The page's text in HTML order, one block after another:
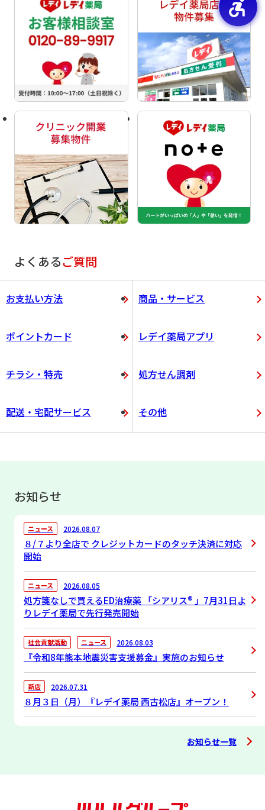
よくあるご質問
お支払い方法 商品・サービス
ポイントカード レデイ薬局アプリ
チラシ・特売 処方せん調剤
配送・宅配サービス その他
お知らせ
ニュース 2026.08.07
８/７より全店で クレジットカードのタッチ決済に対応
開始
ニュース 2026.08.05
処方箋なしで買えるED治療薬 「シアリス® 」7月31日よ
りレデイ薬局で先行発売開始
社会貢献活動 ニュース 2026.08.03
『令和8年熊本地震災害支援募金』実施のお知らせ
新店 2026.07.31
８月３日（月）『レデイ薬局 西古松店』オープン！
７月３０日（木）『くすりのレデイ宇和島南店』 オープ
レデイ薬局・大塚製薬・愛媛県が連携 熱中症予防 啓発
お知らせ一覧